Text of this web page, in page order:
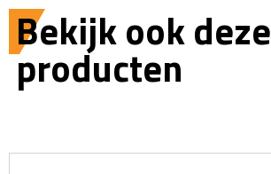
Bekijk ook deze
producten